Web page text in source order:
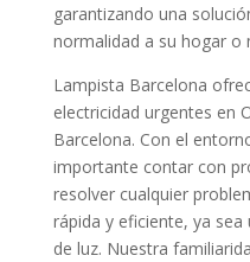
garantizando una
normalidad a su hogar o
Lampista Barcelona
electricidad urgentes en
Barcelona. Con el
importante contar con
resolver cualquier
rápida y eficiente, ya
de luz. Nuestra